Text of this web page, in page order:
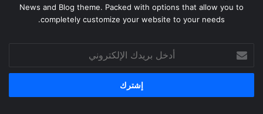
News and Blog theme. Packed with options that allow you to
completely customize your website to your needs.
بريدك
الإلكتروني